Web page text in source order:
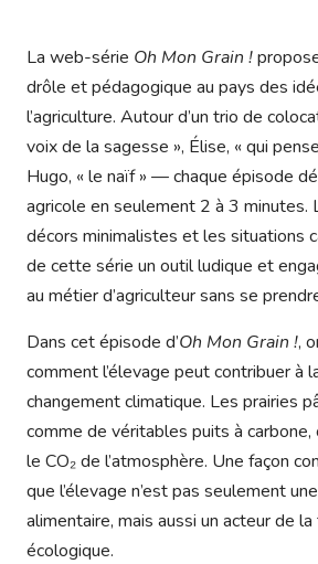
La web-série Oh Mon Grain !
drôle et pédagogique au pays des
l’agriculture. Autour d’un trio de
voix de la sagesse », Élise, « qui
Hugo, « le naïf » — chaque épisode
agricole en seulement 2 à 3 minutes.
décors minimalistes et les situations
de cette série un outil ludique et
au métier d’agriculteur sans se
Dans cet épisode d’Oh Mon Grain !,
comment l’élevage peut contribuer à
changement climatique. Les prairies
comme de véritables puits à
le CO₂ de l’atmosphère. Une façon
que l’élevage n’est pas seulement
alimentaire, mais aussi un acteur de
écologique.